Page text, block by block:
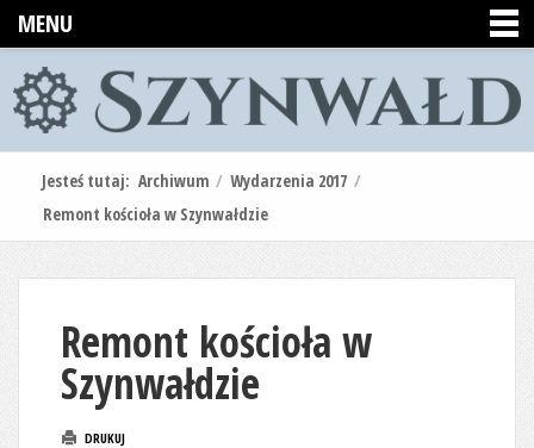
MENU
Jesteś tutaj: Archiwum / Wydarzenia 2017 /
Remont kościoła w Szynwałdzie
Remont kościoła w
Szynwałdzie
DRUKUJ